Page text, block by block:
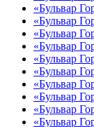
«Бульвар
«Бульвар
«Бульвар
«Бульвар
«Бульвар
«Бульвар
«Бульвар
«Бульвар
«Бульвар
«Бульвар